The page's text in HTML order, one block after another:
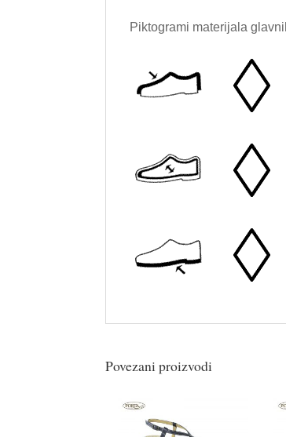
Piktogrami materijala
Povezani proizvodi